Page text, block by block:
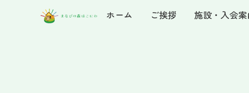
ホーム ご挨拶 施設・入会案